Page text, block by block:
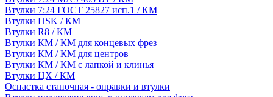
Втулки 7:24 ГОСТ 25827 исп.1 / КМ
Втулки HSK / КМ
Втулки R8 / КМ
Втулки КМ / КМ для концевых фрез
Втулки КМ / КМ для центров
Втулки КМ / КМ с лапкой и клинья
Втулки ЦХ / КМ
Оснастка станочная - оправки и втулки